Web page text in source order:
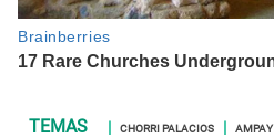
CHORRI PALACIOS AMPAY